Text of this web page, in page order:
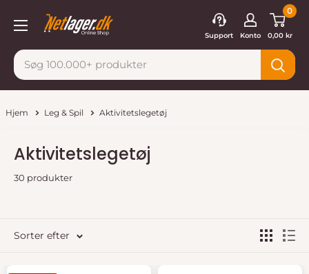
Netlager
Support Konto
0
0,00 kr
Hjem Leg & Spil Aktivitetslegetøj
Aktivitetslegetøj
30 produkter
Sorter efter